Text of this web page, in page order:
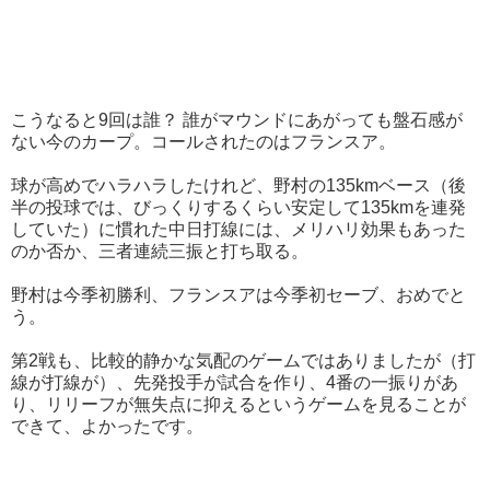
こうなると9回は誰？ 誰がマウンドにあがっても盤石感が
ない今のカープ。コールされたのはフランスア。
球が高めでハラハラしたけれど、野村の135kmベース（後
半の投球では、びっくりするくらい安定して135kmを連発
していた）に慣れた中日打線には、メリハリ効果もあった
のか否か、三者連続三振と打ち取る。
野村は今季初勝利、フランスアは今季初セーブ、おめでと
う。
第2戦も、比較的静かな気配のゲームではありましたが（打
線が打線が）、先発投手が試合を作り、4番の一振りがあ
り、リリーフが無失点に抑えるというゲームを見ることが
できて、よかったです。